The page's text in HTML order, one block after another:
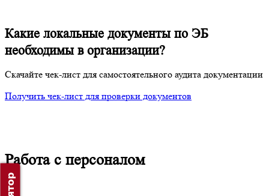
Какие локальные документы по ЭБ
необходимы в организации?
Скачайте чек-лист для самостоятельного аудита документации
Получить чек-лист для проверки документов
Работа с персоналом